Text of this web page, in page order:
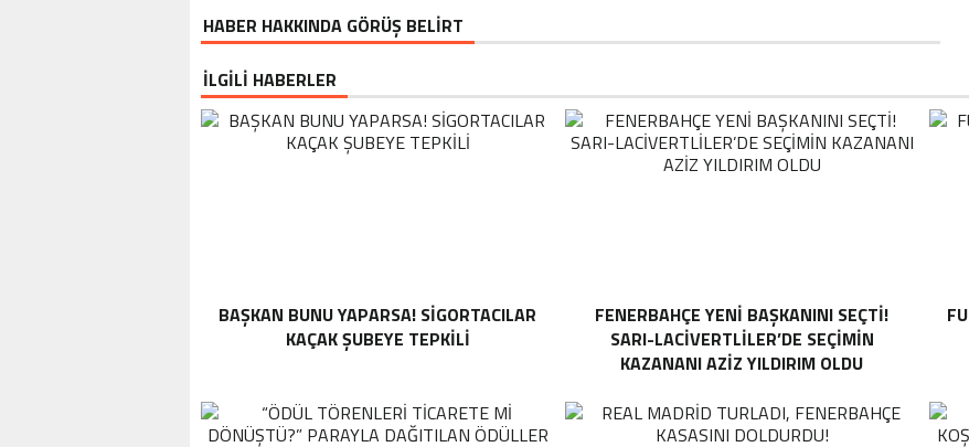
HABER HAKKINDA GÖRÜŞ BELİRT
İLGİLİ HABERLER
BAŞKAN BUNU YAPARSA! SIGORTACILAR
KAÇAK ŞUBEYE TEPKILI
FENERBAHÇE YENI BAŞKANINI SEÇTI!
SARI-LACIVERTLILER’DE SEÇIMIN
KAZANANI AZIZ YILDIRIM OLDU